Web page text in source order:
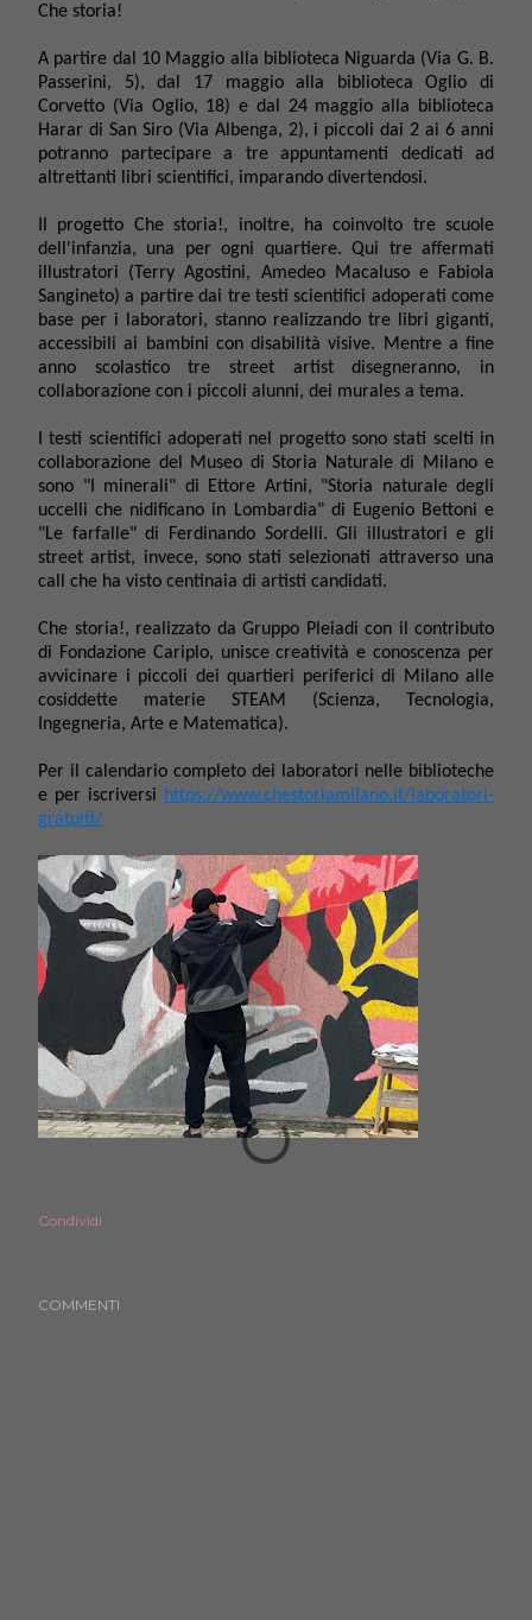
Che storia!
A partire dal 10 Maggio alla biblioteca Niguarda (Via G. B.
Passerini, 5), dal 17 maggio alla biblioteca Oglio di
Corvetto (Via Oglio, 18) e dal 24 maggio alla biblioteca
Harar di San Siro (Via Albenga, 2), i piccoli dai 2 ai 6 anni
potranno partecipare a tre appuntamenti dedicati ad
altrettanti libri scientifici, imparando divertendosi.
Il progetto Che storia!, inoltre, ha coinvolto tre scuole
dell'infanzia, una per ogni quartiere. Qui tre affermati
illustratori (Terry Agostini, Amedeo Macaluso e Fabiola
Sangineto) a partire dai tre testi scientifici adoperati come
base per i laboratori, stanno realizzando tre libri giganti,
accessibili ai bambini con disabilità visive. Mentre a fine
anno scolastico tre street artist disegneranno, in
collaborazione con i piccoli alunni, dei murales a tema.
I testi scientifici adoperati nel progetto sono stati scelti in
collaborazione del Museo di Storia Naturale di Milano e
sono "I minerali" di Ettore Artini, "Storia naturale degli
uccelli che nidificano in Lombardia" di Eugenio Bettoni e
"Le farfalle" di Ferdinando Sordelli. Gli illustratori e gli
street artist, invece, sono stati selezionati attraverso una
call che ha visto centinaia di artisti candidati.
Che storia!, realizzato da Gruppo Pleiadi con il contributo
di Fondazione Cariplo, unisce creatività e conoscenza per
avvicinare i piccoli dei quartieri periferici di Milano alle
cosiddette materie STEAM (Scienza, Tecnologia,
Ingegneria, Arte e Matematica).
Per il calendario completo dei laboratori nelle biblioteche
e per iscriversi https://www.chestoriamilano.it/laboratori-
gratuiti/
Condividi
COMMENTI